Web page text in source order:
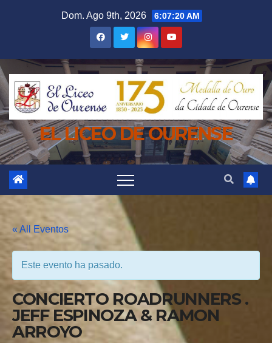
Dom. Ago 9th, 2026 6:07:20 AM
EL LICEO DE OURENSE
« All Eventos
Este evento ha pasado.
CONCIERTO ROADRUNNERS .
JEFF ESPINOZA & RAMON
ARROYO